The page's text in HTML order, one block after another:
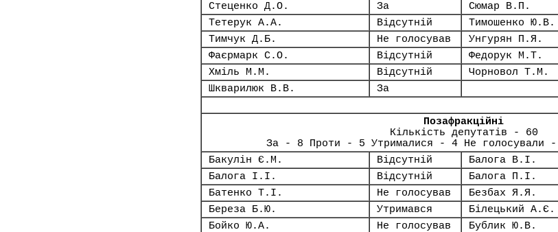
Стеценко Д.О.
За Сюмар В.П.
Тетерук А.А.
Відсутній Тимошенко Ю.В.
Тимчук Д.Б.
Не голосував Унгурян П.Я.
Фаєрмарк С.О.
Відсутній Федорук М.Т.
Хміль М.М.
Відсутній Чорновол Т.М.
Шкварилюк В.В.
За
Позафракційні
Кількість депутатів - 60
За - 8 Проти - 5 Утрималися - 4 Не голосували
Бакулін Є.М.
Відсутній Балога В.І.
Балога І.І.
Відсутній Балога П.І.
Батенко Т.І.
Не голосував Безбах Я.Я.
Береза Б.Ю.
Утримався Білецький А.Є.
Бойко Ю.А.
Не голосував Бублик Ю.В.